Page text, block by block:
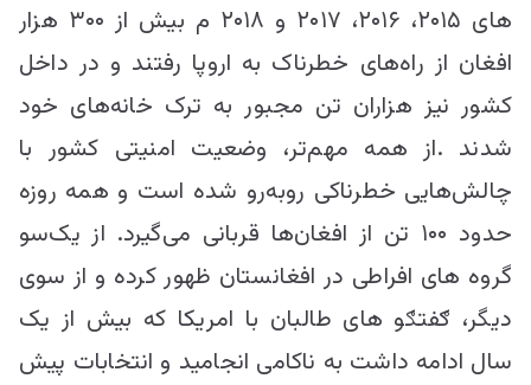
های ۲۰۱۵، ۲۰۱۶، ۲۰۱۷ و ۲۰۱۸ م بیش از ۳۰۰ هزار
افغان از راه‌های خطرناک به اروپا رفتند و در داخل
کشور نیز هزاران تن مجبور به ترک خانه‌های خود
شدند .از همه مهم‌‌تر، وضعیت امنیتی کشور با
چالش‌هایی خطرناکی روبه‌رو شده است و همه روزه
حدود ۱۰۰ تن از افغان‌ها قربانی می‌گیرد. از یک‌سو
گروه های افراطی در افغانستان ظهور کرده و از سوی
دیگر، ګفتګو های طالبان با امریکا که بیش از یک
سال ادامه داشت به ناکامی انجامید و انتخابات پیش